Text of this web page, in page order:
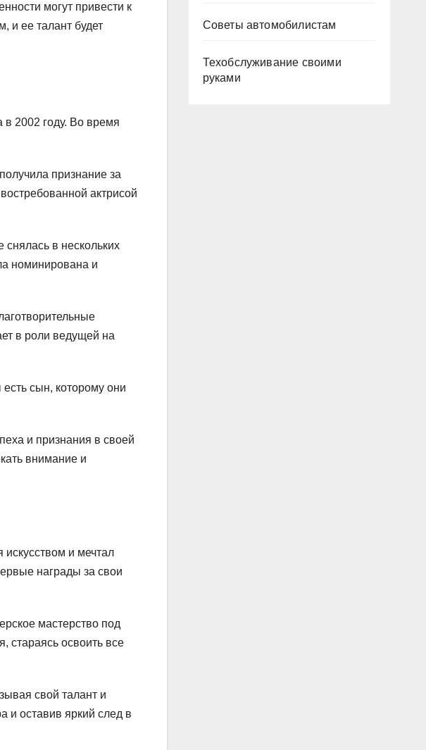
могут привести к
и ее талант будет
2002 году. Во время
признание за
актрисой
в нескольких
номинирована и
в роли ведущей на
сын, которому они
и признания в своей
внимание и
и мечтал
награды за свои
мастерство под
стараясь освоить все
свой талант и
и оставив яркий след в
Советы автомобилистам
Техобслуживание своими
руками